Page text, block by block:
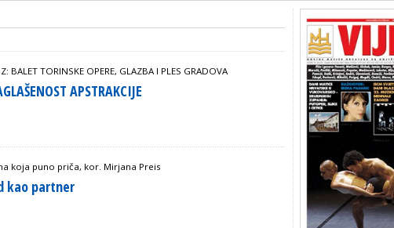
BALET TORINSKE OPERE, GLAZBA I PLES GRADOVA
APSTRAKCIJE
koja puno priča, kor. Mirjana Preis
kao partner